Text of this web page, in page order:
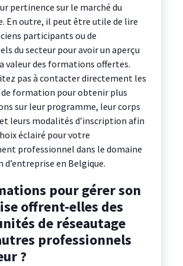
pertinence sur le marché du
En outre, il peut être utile de lire
participants ou de
du secteur pour avoir un aperçu
valeur des formations offertes.
pas à contacter directement les
formation pour obtenir plus
sur leur programme, leur corps
leurs modalités d’inscription afin
éclairé pour votre
professionnel dans le domaine
d’entreprise en Belgique.
pour gérer son
offrent-elles des
de réseautage
professionnels
?